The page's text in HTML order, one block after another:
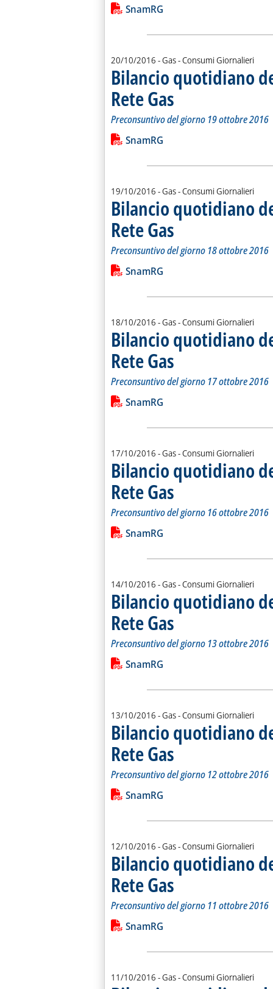
Leggi tutta la notizia: 'Bilancio
Lista allegati PDF alla notizia
SnamRG
20/10/2016 - Gas - Consumi Giornalieri
Bilancio quotidiano
Rete Gas . Sottotitolo: Preconsuntivo del
. Pubblicata giovedì 20 ottobre
Preconsuntivo del giorno 19 ottobre 2016
Leggi tutta la notizia: 'Bilancio
Lista allegati PDF alla notizia
SnamRG
19/10/2016 - Gas - Consumi Giornalieri
Bilancio quotidiano
Rete Gas . Sottotitolo: Preconsuntivo del
. Pubblicata mercoledì 19 ottobre
Preconsuntivo del giorno 18 ottobre 2016
Leggi tutta la notizia: 'Bilancio
Lista allegati PDF alla notizia
SnamRG
18/10/2016 - Gas - Consumi Giornalieri
Bilancio quotidiano
Rete Gas . Sottotitolo: Preconsuntivo del
. Pubblicata martedì 18 ottobre
Preconsuntivo del giorno 17 ottobre 2016
Leggi tutta la notizia: 'Bilancio
Lista allegati PDF alla notizia
SnamRG
17/10/2016 - Gas - Consumi Giornalieri
Bilancio quotidiano
Rete Gas . Sottotitolo: Preconsuntivo del
. Pubblicata lunedì 17 ottobre
Preconsuntivo del giorno 16 ottobre 2016
Leggi tutta la notizia: 'Bilancio
Lista allegati PDF alla notizia
SnamRG
14/10/2016 - Gas - Consumi Giornalieri
Bilancio quotidiano
Rete Gas . Sottotitolo: Preconsuntivo del
. Pubblicata venerdì 14 ottobre
Preconsuntivo del giorno 13 ottobre 2016
Leggi tutta la notizia: 'Bilancio
Lista allegati PDF alla notizia
SnamRG
13/10/2016 - Gas - Consumi Giornalieri
Bilancio quotidiano
Rete Gas . Sottotitolo: Preconsuntivo del
. Pubblicata giovedì 13 ottobre
Preconsuntivo del giorno 12 ottobre 2016
Leggi tutta la notizia: 'Bilancio
Lista allegati PDF alla notizia
SnamRG
12/10/2016 - Gas - Consumi Giornalieri
Bilancio quotidiano
Rete Gas . Sottotitolo: Preconsuntivo del
. Pubblicata mercoledì 12 ottobre
Preconsuntivo del giorno 11 ottobre 2016
Leggi tutta la notizia: 'Bilancio
Lista allegati PDF alla notizia
SnamRG
11/10/2016 - Gas - Consumi Giornalieri